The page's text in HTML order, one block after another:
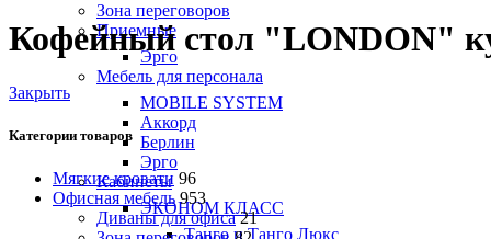
Зона переговоров
Приемные
Эрго
Мебель для персонала
MOBILE SYSTEM
Аккорд
Берлин
Эрго
Кабинеты
ЭКОНОМ КЛАСС
Танго и Танго Люкс
Кофейный стол "LONDON"
Закрыть
Категории товаров
Мягкие кровати 96
Офисная мебель 953
Диваны для офиса 21